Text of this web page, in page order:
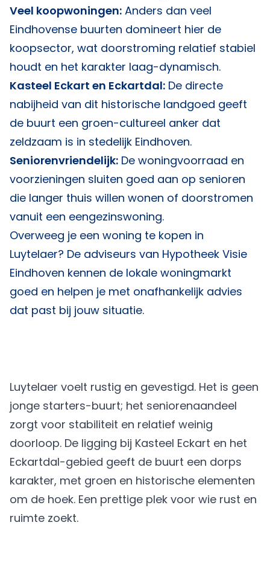
Veel koopwoningen: Anders dan veel
Eindhovense buurten domineert hier de
koopsector, wat doorstroming relatief stabiel
houdt en het karakter laag-dynamisch.
Kasteel Eckart en Eckartdal: De directe
nabijheid van dit historische landgoed geeft
de buurt een groen-cultureel anker dat
zeldzaam is in stedelijk Eindhoven.
Seniorenvriendelijk: De woningvoorraad en
voorzieningen sluiten goed aan op senioren
die langer thuis willen wonen of doorstromen
vanuit een eengezinswoning.
Overweeg je een woning te kopen in
Luytelaer? De adviseurs van Hypotheek Visie
Eindhoven kennen de lokale woningmarkt
goed en helpen je met onafhankelijk advies
dat past bij jouw situatie.
Luytelaer voelt rustig en gevestigd. Het is geen
jonge starters-buurt; het seniorenaandeel
zorgt voor stabiliteit en relatief weinig
doorloop. De ligging bij Kasteel Eckart en het
Eckartdal-gebied geeft de buurt een dorps
karakter, met groen en historische elementen
om de hoek. Een prettige plek voor wie rust en
ruimte zoekt.